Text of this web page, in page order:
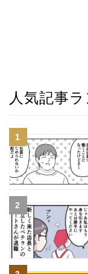
人気記事